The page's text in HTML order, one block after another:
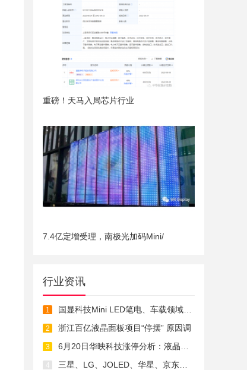
重磅！天马入局芯片行业
7.4亿定增受理，南极光加码Mini/
行业资讯
1 国显科技Mini LED笔电、车载领域显现未
2 浙江百亿液晶面板项目“停摆” 原因调
3 6月20日华映科技涨停分析：液晶面板/LC
4 三星、LG、JOLED、华星、京东方、维信